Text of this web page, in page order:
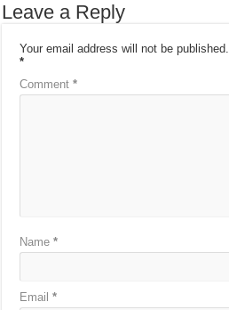
Leave a Reply
Your email address will not be published.
*
Comment*
Name*
Email*